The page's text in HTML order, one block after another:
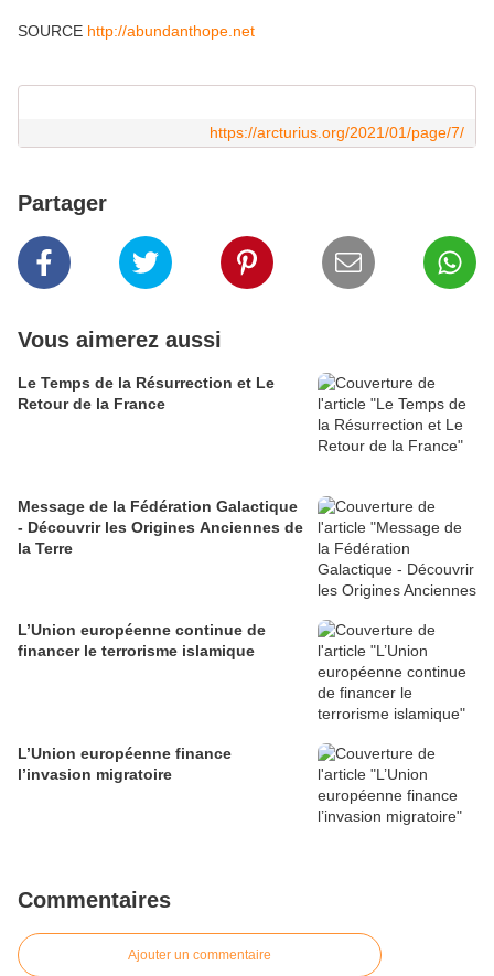
SOURCE http://abundanthope.net
https://arcturius.org/2021/01/page/7/
Partager
Vous aimerez aussi
Le Temps de la Résurrection et Le
Retour de la France
Message de la Fédération Galactique
- Découvrir les Origines Anciennes de
la Terre
L’Union européenne continue de
financer le terrorisme islamique
L’Union européenne finance
l’invasion migratoire
Commentaires
Ajouter un commentaire